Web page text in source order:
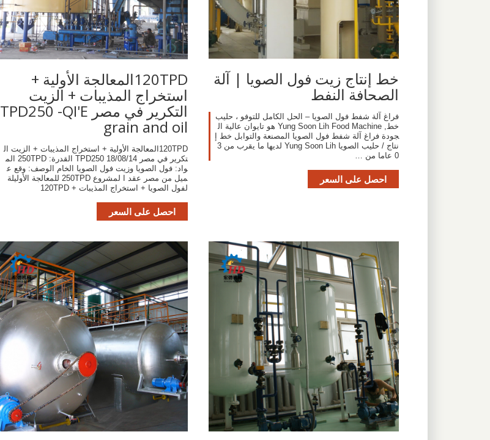
خط إنتاج زيت فول الصويا | آلة
الصحافة النفط
فراغ آلة شفط فول الصويا – الحل الكامل للتوفو ، حليب
خط, Yung Soon Lih Food Machine هو تايوان عالية ال
جودة فراغ آلة شفط فول الصويا المصنعة والتوابل خط إ
نتاج / حليب الصويا Yung Soon Lih لديها ما يقرب من 3
0 عاما من …
احصل على السعر
120TPDالمعالجة الأولية +
استخراج المذيبات + الزيت
التكرير في مصر TPD250 -QI'E
grain and oil
120TPDالمعالجة الأولية + استخراج المذيبات + الزيت ال
تكرير في مصر TPD250 18/08/14 القدرة: 250TPD الم
واد: فول الصويا وزيت فول الصويا الخام الوصف: وقع ع
ميل من مصر عقد ا لمشروع 250TPD للمعالجة الأوليلة
لفول الصويا + استخراج المذيبات + 120TPD
احصل على السعر